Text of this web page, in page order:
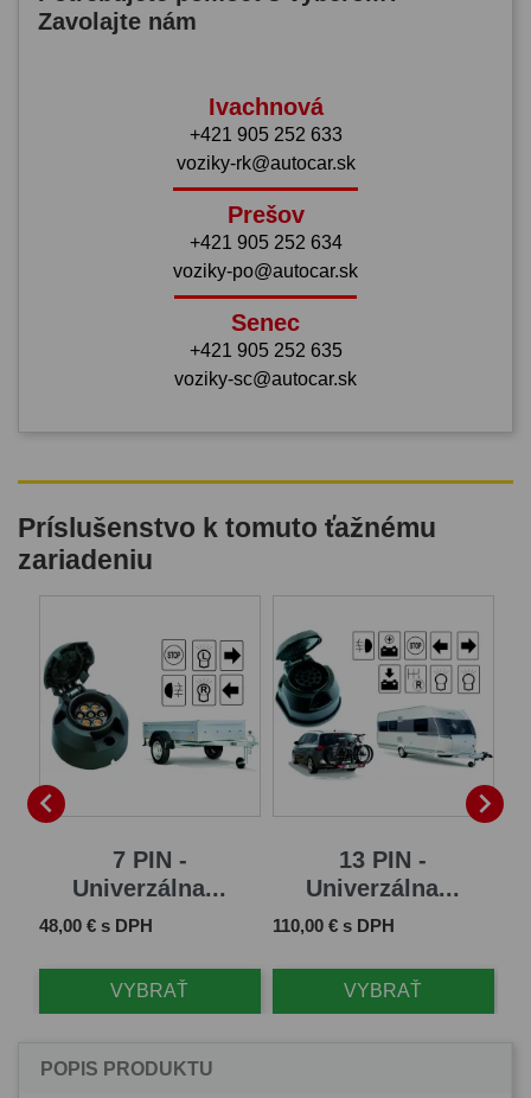
Zavolajte nám
Ivachnová
+421 905 252 633
voziky-rk@autocar.sk
Prešov
+421 905 252 634
voziky-po@autocar.sk
Senec
+421 905 252 635
voziky-sc@autocar.sk
Príslušenstvo k tomuto ťažnému
zariadeniu

7 PIN -
Univerzálna...
Cena
48,00 € s DPH
VYBRAŤ
13 PIN -
Univerzálna...
Cena
110,00 € s DPH
VYBRAŤ

POPIS PRODUKTU